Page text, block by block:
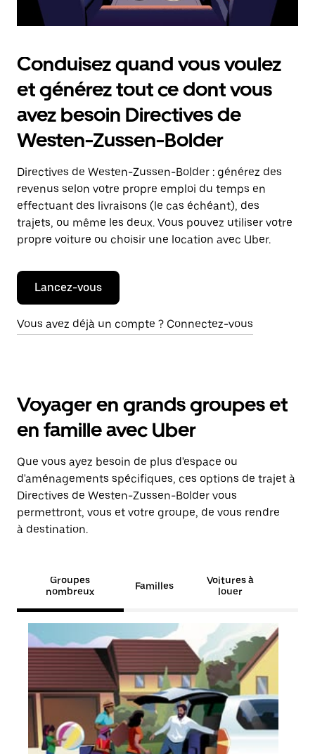
Conduisez quand vous voulez
et générez tout ce dont vous
avez besoin Directives de
Westen-Zussen-Bolder
Directives de Westen-Zussen-Bolder : générez des
revenus selon votre propre emploi du temps en
effectuant des livraisons (le cas échéant), des
trajets, ou même les deux. Vous pouvez utiliser votre
propre voiture ou choisir une location avec Uber.
Lancez-vous
Vous avez déjà un compte ? Connectez-vous
Voyager en grands groupes et
en famille avec Uber
Que vous ayez besoin de plus d'espace ou
d'aménagements spécifiques, ces options de trajet à
Directives de Westen-Zussen-Bolder vous
permettront, vous et votre groupe, de vous rendre
à destination.
Groupes
nombreux
Familles
Voitures à
louer